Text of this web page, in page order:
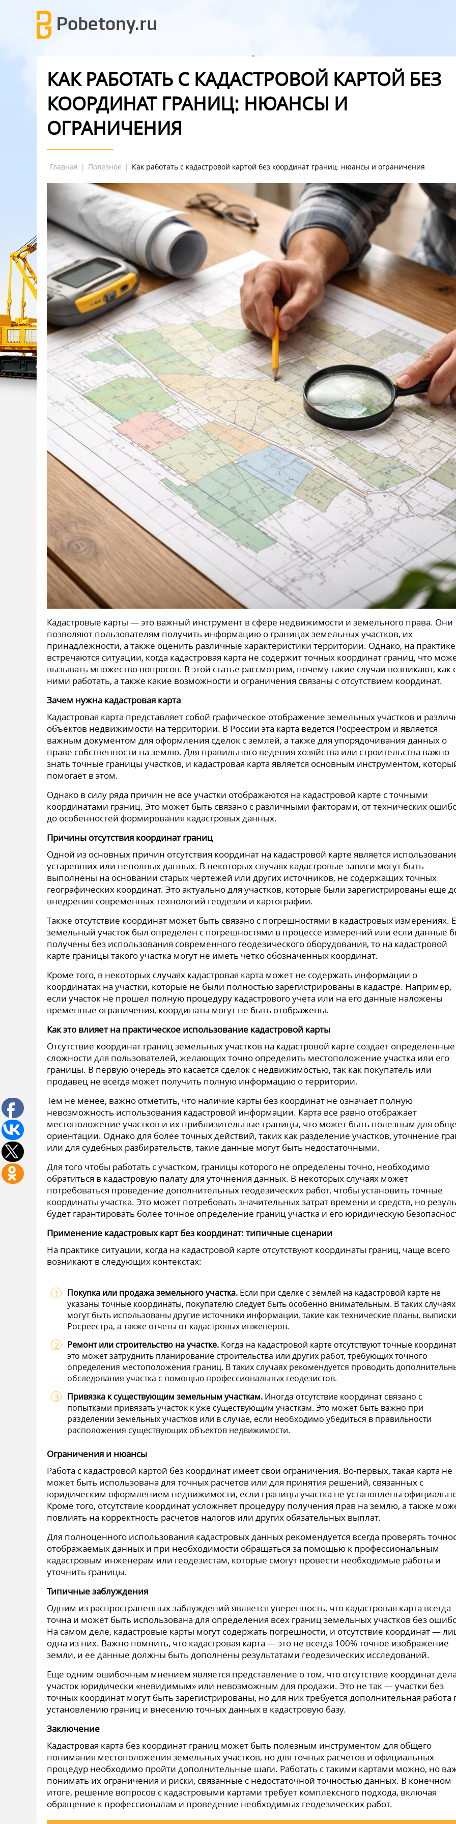
КАК РАБОТАТЬ С КАДАСТРОВОЙ КАРТОЙ БЕЗ
КООРДИНАТ ГРАНИЦ: НЮАНСЫ И
ОГРАНИЧЕНИЯ
Главная | Полезное | Как работать с кадастровой картой без координат границ: нюансы и ограничения
Кадастровые карты — это важный инструмент в сфере недвижимости и земельного права. Они
позволяют пользователям получить информацию о границах земельных участков, их
принадлежности, а также оценить различные характеристики территории. Однако, на
встречаются ситуации, когда кадастровая карта не содержит точных координат границ, что
вызывать множество вопросов. В этой статье рассмотрим, почему такие случаи возникают, как
ними работать, а также какие возможности и ограничения связаны с отсутствием координат.
Зачем нужна кадастровая карта
Кадастровая карта представляет собой графическое отображение земельных участков и
объектов недвижимости на территории. В России эта карта ведется Росреестром и является
важным документом для оформления сделок с землей, а также для упорядочивания данных о
праве собственности на землю. Для правильного ведения хозяйства или строительства важно
знать точные границы участков, и кадастровая карта является основным инструментом,
помогает в этом.
Однако в силу ряда причин не все участки отображаются на кадастровой карте с точными
координатами границ. Это может быть связано с различными факторами, от технических
до особенностей формирования кадастровых данных.
Причины отсутствия координат границ
Одной из основных причин отсутствия координат на кадастровой карте является
устаревших или неполных данных. В некоторых случаях кадастровые записи могут быть
выполнены на основании старых чертежей или других источников, не содержащих точных
географических координат. Это актуально для участков, которые были зарегистрированы еще
внедрения современных технологий геодезии и картографии.
Также отсутствие координат может быть связано с погрешностями в кадастровых измерениях.
земельный участок был определен с погрешностями в процессе измерений или если данные
получены без использования современного геодезического оборудования, то на кадастровой
карте границы такого участка могут не иметь четко обозначенных координат.
Кроме того, в некоторых случаях кадастровая карта может не содержать информации о
координатах на участки, которые не были полностью зарегистрированы в кадастре. Например,
если участок не прошел полную процедуру кадастрового учета или на его данные наложены
временные ограничения, координаты могут не быть отображены.
Как это влияет на практическое использование кадастровой карты
Отсутствие координат границ земельных участков на кадастровой карте создает определенные
сложности для пользователей, желающих точно определить местоположение участка или его
границы. В первую очередь это касается сделок с недвижимостью, так как покупатель или
продавец не всегда может получить полную информацию о территории.
Тем не менее, важно отметить, что наличие карты без координат не означает полную
невозможность использования кадастровой информации. Карта все равно отображает
местоположение участков и их приблизительные границы, что может быть полезным для
ориентации. Однако для более точных действий, таких как разделение участков, уточнение
или для судебных разбирательств, такие данные могут быть недостаточными.
Для того чтобы работать с участком, границы которого не определены точно, необходимо
обратиться в кадастровую палату для уточнения данных. В некоторых случаях может
потребоваться проведение дополнительных геодезических работ, чтобы установить точные
координаты участка. Это может потребовать значительных затрат времени и средств, но
будет гарантировать более точное определение границ участка и его юридическую
Применение кадастровых карт без координат: типичные сценарии
На практике ситуации, когда на кадастровой карте отсутствуют координаты границ, чаще всего
возникают в следующих контекстах:
Покупка или продажа земельного участка. Если при сделке с землей на кадастровой карте не
указаны точные координаты, покупателю следует быть особенно внимательным. В таких случаях
могут быть использованы другие источники информации, такие как технические планы,
Росреестра, а также отчеты от кадастровых инженеров.
Ремонт или строительство на участке. Когда на кадастровой карте отсутствуют точные
это может затруднить планирование строительства или других работ, требующих точного
определения местоположения границ. В таких случаях рекомендуется проводить
обследования участка с помощью профессиональных геодезистов.
Привязка к существующим земельным участкам. Иногда отсутствие координат связано с
попытками привязать участок к уже существующим участкам. Это может быть важно при
разделении земельных участков или в случае, если необходимо убедиться в правильности
расположения существующих объектов недвижимости.
Ограничения и нюансы
Работа с кадастровой картой без координат имеет свои ограничения. Во-первых, такая карта не
может быть использована для точных расчетов или для принятия решений, связанных с
юридическим оформлением недвижимости, если границы участка не установлены
Кроме того, отсутствие координат усложняет процедуру получения прав на землю, а также
повлиять на корректность расчетов налогов или других обязательных выплат.
Для полноценного использования кадастровых данных рекомендуется всегда проверять
отображаемых данных и при необходимости обращаться за помощью к профессиональным
кадастровым инженерам или геодезистам, которые смогут провести необходимые работы и
уточнить границы.
Типичные заблуждения
Одним из распространенных заблуждений является уверенность, что кадастровая карта всегда
точна и может быть использована для определения всех границ земельных участков без
На самом деле, кадастровые карты могут содержать погрешности, и отсутствие координат —
одна из них. Важно помнить, что кадастровая карта — это не всегда 100% точное изображение
земли, и ее данные должны быть дополнены результатами геодезических исследований.
Еще одним ошибочным мнением является представление о том, что отсутствие координат
участок юридически «невидимым» или невозможным для продажи. Это не так — участки без
точных координат могут быть зарегистрированы, но для них требуется дополнительная работа
установлению границ и внесению точных данных в кадастровую базу.
Заключение
Кадастровая карта без координат границ может быть полезным инструментом для общего
понимания местоположения земельных участков, но для точных расчетов и официальных
процедур необходимо пройти дополнительные шаги. Работать с такими картами можно, но
понимать их ограничения и риски, связанные с недостаточной точностью данных. В конечном
итоге, решение вопросов с кадастровыми картами требует комплексного подхода, включая
обращение к профессионалам и проведение необходимых геодезических работ.